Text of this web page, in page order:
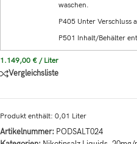
waschen.
P405 Unter Verschluss
P501 Inhalt/Behälter
1.149,00 € / Liter
Vergleichsliste
Produkt enthält: 0,01 Liter
Artikelnummer: PODSALT024